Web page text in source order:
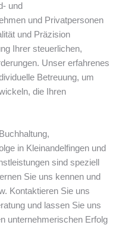
und
und Privatpersonen
und Präzision
Ihrer steuerlichen,
Unser erfahrenes
Betreuung, um
die Ihren
in Kleinandelfingen und
sind speziell
Sie uns kennen und
Kontaktieren Sie uns
und lassen Sie uns
unternehmerischen Erfolg